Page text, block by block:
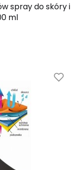
spray do skóry i
ml